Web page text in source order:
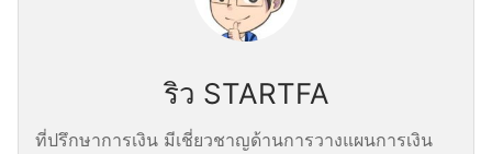
ริว STARTFA
ที่ปรึกษาการเงิน มีเชี่ยวชาญด้านการวางแผนการเงิน